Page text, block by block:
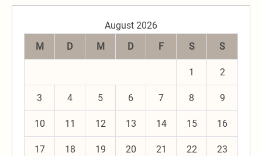
August 2026
M
D M D F S S
1 2
3 4 5 6 7 8 9
10 11 12 13 14 15 16
17 18 19 20 21 22 23